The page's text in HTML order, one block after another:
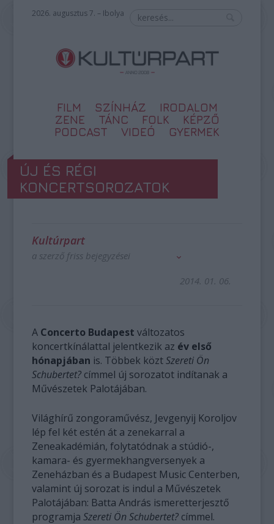
2026. augusztus 7. – Ibolya
FILM SZÍNHÁZ
IRODALOM
ZENE
TÁNC FOLK
KÉPZŐ
PODCAST
VIDEÓ GYERMEK
ÚJ ÉS RÉGI
KONCERTSOROZATOK
Kultúrpart
a szerző friss bejegyzései
2014. 01. 06.
A Concerto Budapest változatos
koncertkínálattal jelentkezik az év első
hónapjában is. Többek köztSzereti Ön
Schubertet? címmel új sorozatot indítanak a
Művészetek Palotájában.
Világhírű zongoraművész, Jevgenyij Koroljov
lép fel két estén át a zenekarral a
Zeneakadémián, folytatódnak a stúdió-,
kamara- és gyermekhangversenyek a
Zeneházban és a Budapest Music Centerben,
valamint új sorozat is indul a Művészetek
Palotájában: Batta András ismeretterjesztő
programjaSzereti Ön Schubertet? címmel.